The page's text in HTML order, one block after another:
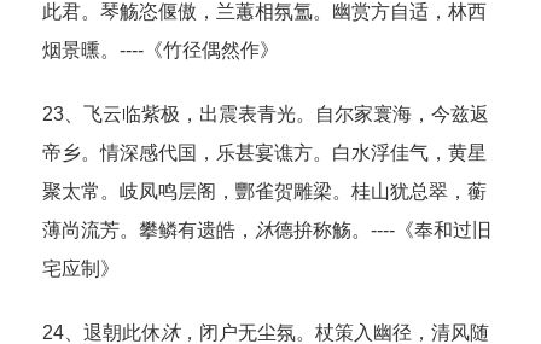
此君。琴觞恣偃傲，兰蕙相氛氲。幽赏方自适，林西
烟景曛。----《竹径偶然作》
23、飞云临紫极，出震表青光。自尔家寰海，今兹返
帝乡。情深感代国，乐甚宴谯方。白水浮佳气，黄星
聚太常。岐凤鸣层阁，酆雀贺雕梁。桂山犹总翠，蘅
薄尚流芳。攀鳞有遗皓， 沐德拚称觞。----《奉和过旧
宅应制》
24、退朝此休沐，闭户无尘氛。杖策入幽径，清风随